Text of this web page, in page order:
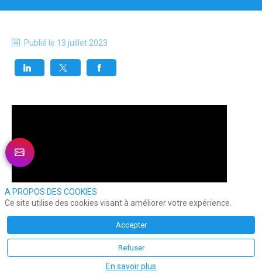
Publié le 13 juillet 2023
A PROPOS DES COOKIES
Ce site utilise des cookies visant à améliorer votre expérience.
Accepter
Refuser
En savoir plus